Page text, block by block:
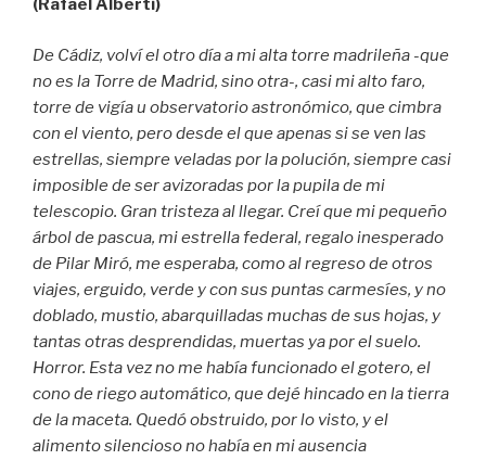
(Rafael Alberti)
De Cádiz, volví el otro día a mi alta torre madrileña -que
no es la Torre de Madrid, sino otra-, casi mi alto faro,
torre de vigía u observatorio astronómico, que cimbra
con el viento, pero desde el que apenas si se ven las
estrellas, siempre veladas por la polución, siempre casi
imposible de ser avizoradas por la pupila de mi
telescopio. Gran tristeza al llegar. Creí que mi pequeño
árbol de pascua, mi estrella federal, regalo inesperado
de Pilar Miró, me esperaba, como al regreso de otros
viajes, erguido, verde y con sus puntas carmesíes, y no
doblado, mustio, abarquilladas muchas de sus hojas, y
tantas otras desprendidas, muertas ya por el suelo.
Horror. Esta vez no me había funcionado el gotero, el
cono de riego automático, que dejé hincado en la tierra
de la maceta. Quedó obstruido, por lo visto, y el
alimento silencioso no había en mi ausencia